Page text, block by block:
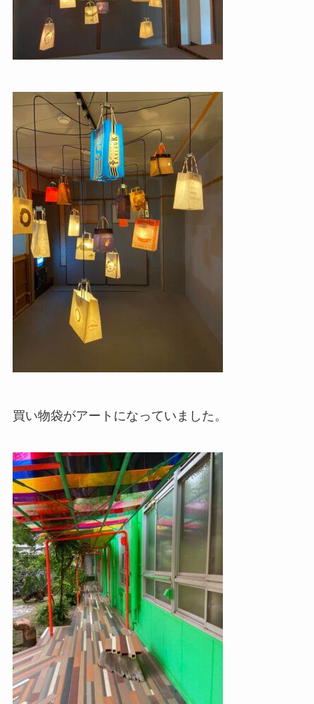
買い物袋がアートになっていました。